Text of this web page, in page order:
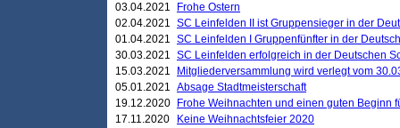
03.04.2021
Frohe Ostern
02.04.2021 SC Leinfelden II ist Gruppensieger in der
01.04.2021 SC Leinfelden I Gruppenfünfter in der
30.03.2021 SC Leinfelden erfolgreich in der Deutschen
15.03.2021
Mitgliederversammlung wird verlegt vom
05.01.2021 Absage Stadtmeisterschaft
19.12.2020
Frohe Weihnachten und einen guten Beginn
17.11.2020
Keine Weihnachtsfeier 2020